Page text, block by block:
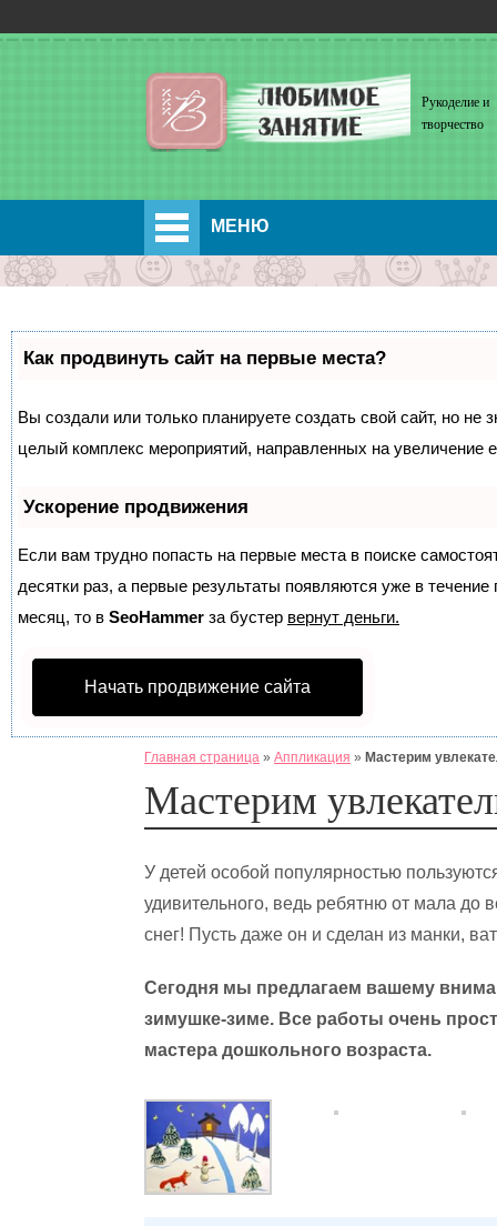
Рукоделие и
творчество
МЕНЮ
Как продвинуть сайт на первые места?
Вы создали или только планируете создать свой сайт, но не
целый комплекс мероприятий, направленных на увеличение
Ускорение продвижения
Если вам трудно попасть на первые места в поиске
десятки раз, а первые результаты появляются уже в
месяц, то в SeoHammer за бустер вернут деньги.
Начать продвижение сайта
Главная страница » Аппликация » Мастерим
Мастерим
У детей особой популярностью
удивительного, ведь ребятню от мала до
снег! Пусть даже он и сделан из манки,
Сегодня мы предлагаем вашему
зимушке-зиме. Все работы очень
мастера дошкольного возраста.